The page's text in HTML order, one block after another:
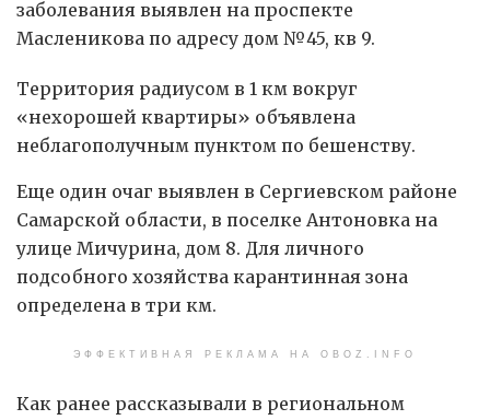
заболевания выявлен на проспекте
Масленикова по адресу дом №45, кв 9.
Территория радиусом в 1 км вокруг
«нехорошей квартиры» объявлена
неблагополучным пунктом по бешенству.
Еще один очаг выявлен в Сергиевском районе
Самарской области, в поселке Антоновка на
улице Мичурина, дом 8. Для личного
подсобного хозяйства карантинная зона
определена в три км.
ЭФФЕКТИВНАЯ РЕКЛАМА НА OBOZ.INFO
Как ранее рассказывали в региональном